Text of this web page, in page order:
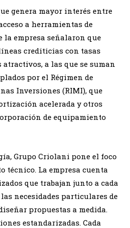
genera mayor interés entre
a herramientas de
la empresa señalaron que
crediticias con tasas
a las que se suman
por el Régimen de
Inversiones (RIMI), que
acelerada y otros
de equipamiento
Grupo Criolani pone el foco
técnico. La empresa cuenta
que trabajan junto a cada
necesidades particulares de
propuestas a medida.
estandarizadas. Cada